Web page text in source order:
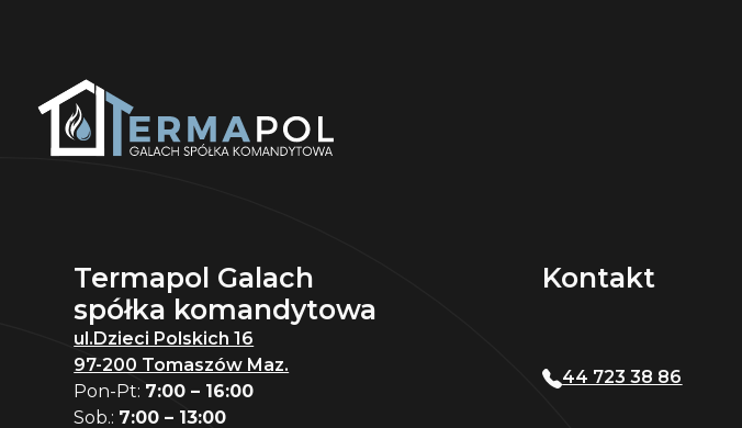
Termapol Galach
spółka komandytowa
ul.Dzieci Polskich 16
97-200 Tomaszów Maz.
Pon-Pt: 7:00 – 16:00
Sob.: 7:00 – 13:00
Kontakt
44 723 38 86